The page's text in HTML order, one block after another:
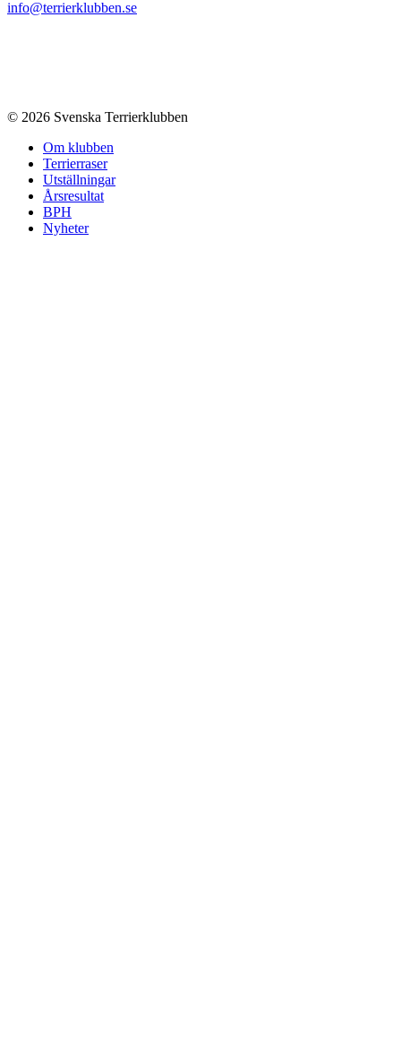
info@terrierklubben.se
© 2026 Svenska Terrierklubben
Om klubben
Terrierraser
Utställningar
Årsresultat
BPH
Nyheter